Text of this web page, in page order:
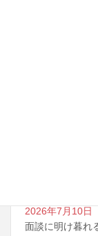
2026年7月10日
面談に明け暮れ